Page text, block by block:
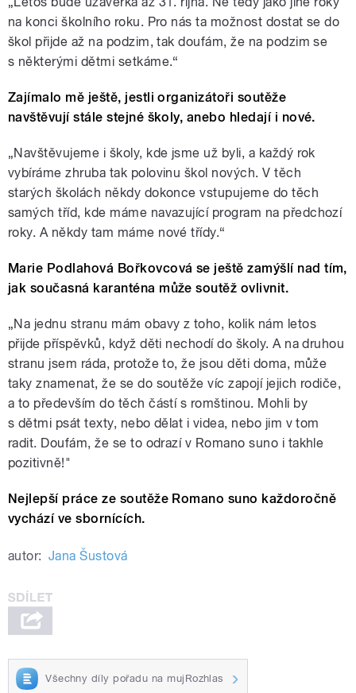
na konci školního roku. Pro nás ta možnost dostat se do
škol přijde až na podzim, tak doufám, že na podzim se
s některými dětmi setkáme.“
Zajímalo mě ještě, jestli organizátoři soutěže
navštěvují stále stejné školy, anebo hledají i nové.
„Navštěvujeme i školy, kde jsme už byli, a každý rok
vybíráme zhruba tak polovinu škol nových. V těch
starých školách někdy dokonce vstupujeme do těch
samých tříd, kde máme navazující program na předchozí
roky. A někdy tam máme nové třídy.“
Marie Podlahová Bořkovcová se ještě zamýšlí nad tím,
jak současná karanténa může soutěž ovlivnit.
„Na jednu stranu mám obavy z toho, kolik nám letos
přijde příspěvků, když děti nechodí do školy. A na druhou
stranu jsem ráda, protože to, že jsou děti doma, může
taky znamenat, že se do soutěže víc zapojí jejich rodiče,
a to především do těch částí s romštinou. Mohli by
s dětmi psát texty, nebo dělat i videa, nebo jim v tom
radit. Doufám, že se to odrazí v Romano suno i takhle
pozitivně!"
Nejlepší práce ze soutěže Romano suno každoročně
vychází ve sbornících.
autor: Jana Šustová
Všechny díly pořadu na mujRozhlas